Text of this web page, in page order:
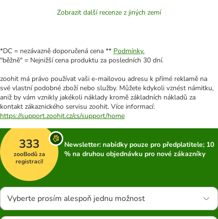
Zobrazit další recenze z jiných zemí
*DC = nezávazně doporučená cena ** Podmínky.
"běžně" = Nejnižší cena produktu za posledních 30 dní.
zoohit má právo používat vaši e-mailovou adresu k přímé reklamě na
své vlastní podobné zboží nebo služby. Můžete kdykoli vznést námitku,
aniž by vám vznikly jakékoli náklady kromě základních nákladů za
kontakt zákaznického servisu zoohit. Více informací:
https://support.zoohit.cz/cs/support/home
333
zooBodů za
registraci!
Newsletter: nabídky pouze pro předplatitele; 10
% na druhou objednávku pro nové zákazníky
Vyberte prosím alespoň jednu možnost